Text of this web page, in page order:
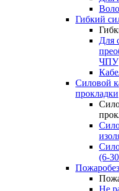
Гибкий
Для
ЧПУ
Силовой
прокладки
(6-
Не